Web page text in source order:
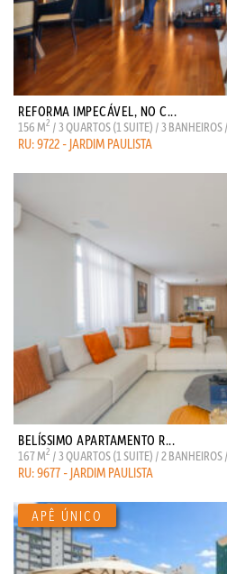
REFORMA IMPECÁVEL, NO C...
156 M2 / 3 QUARTOS (1 SUITE) / 3 BANHEIROS
RU: 9722 - JARDIM PAULISTA
BELÍSSIMO APARTAMENTO R...
167 M2 / 3 QUARTOS (1 SUITE) / 2
RU: 9677 - JARDIM PAULISTA